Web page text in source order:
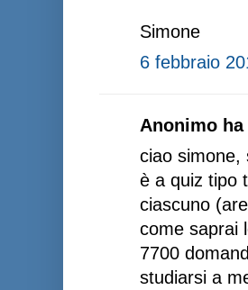
Simone
6 febbraio
Anonimo
ciao simone,
è a quiz tipo
ciascuno
come saprai
7700
studiarsi a